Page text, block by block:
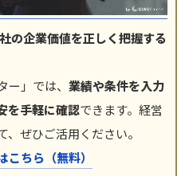
の企業価値を正しく把握する
ー」では、 業績や条件を入力
を手軽に確認できます。経営
ぜひご活用ください。
ちら（無料）